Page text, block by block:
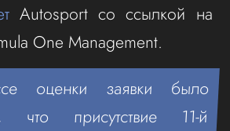
Autosport со ссылкой на
One Management.
оценки заявки было
что присутствие 11-й